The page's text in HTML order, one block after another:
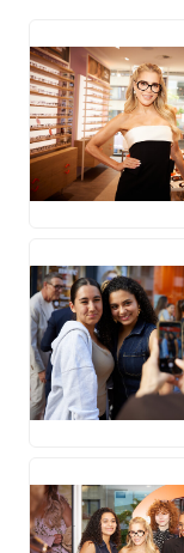
JPG
JPG